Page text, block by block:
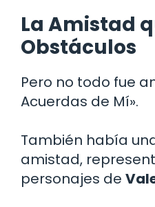
La Amistad
Obstáculos
Pero no todo fue
Acuerdas de Mí».
También había
amistad,
personajes de